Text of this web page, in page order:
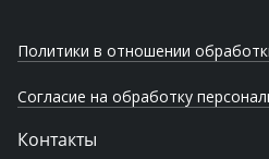
Политики в отношении
Согласие на обработку
Контакты